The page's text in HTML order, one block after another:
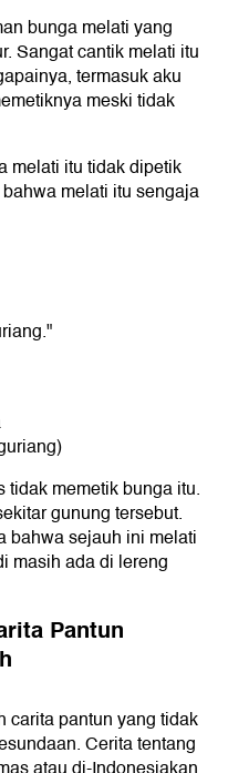
bunga melati yang
Sangat cantik melati itu
termasuk aku
meski tidak
melati itu tidak dipetik
melati itu sengaja
memetik bunga itu.
gunung tersebut.
bahwa sejauh ini melati
masih ada di lereng
Pantun
carita pantun yang tidak
Cerita tentang